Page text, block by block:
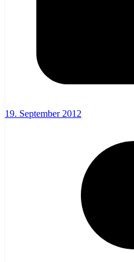
19. September 2012